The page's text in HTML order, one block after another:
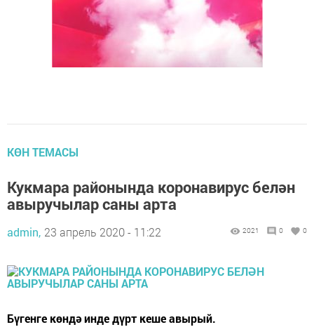
КӨН ТЕМАСЫ
Кукмара районында коронавирус белән
авыручылар саны арта
admin, 23 апрель 2020 - 11:22 2021 0 0
Бүгенге көндә инде дүрт кеше авырый.